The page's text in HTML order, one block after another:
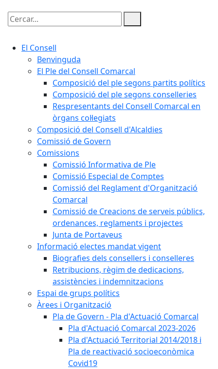
Cercar:
El Consell
Benvinguda
El Ple del Consell Comarcal
Composició del ple segons partits polítics
Composició del ple segons conselleries
Respresentants del Consell Comarcal en
òrgans col·legiats
Composició del Consell d'Alcaldies
Comissió de Govern
Comissions
Comissió Informativa de Ple
Comissió Especial de Comptes
Comissió del Reglament d'Organització
Comarcal
Comissió de Creacions de serveis públics,
ordenances, reglaments i projectes
Junta de Portaveus
Informació electes mandat vigent
Biografies dels consellers i conselleres
Retribucions, règim de dedicacions,
assistències i indemnitzacions
Espai de grups polítics
Àrees i Organització
Pla de Govern - Pla d'Actuació Comarcal
Pla d'Actuació Comarcal 2023-2026
Pla d'Actuació Territorial 2014/2018 i
Pla de reactivació socioeconòmica
Covid19